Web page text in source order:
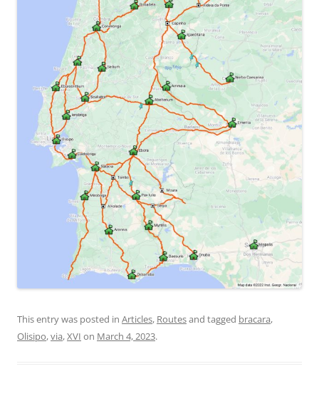
This entry was posted in Articles, Routesand tagged bracara,
Olisipo,via,XVI on March 4, 2023.